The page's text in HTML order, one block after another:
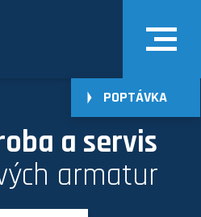
POPTÁVKA
a servis
armatur